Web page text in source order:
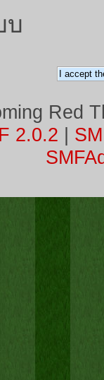
บ
Red
2.0.2 |